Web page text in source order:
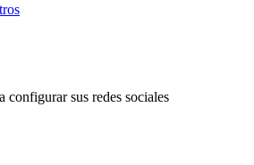
configurar sus redes sociales